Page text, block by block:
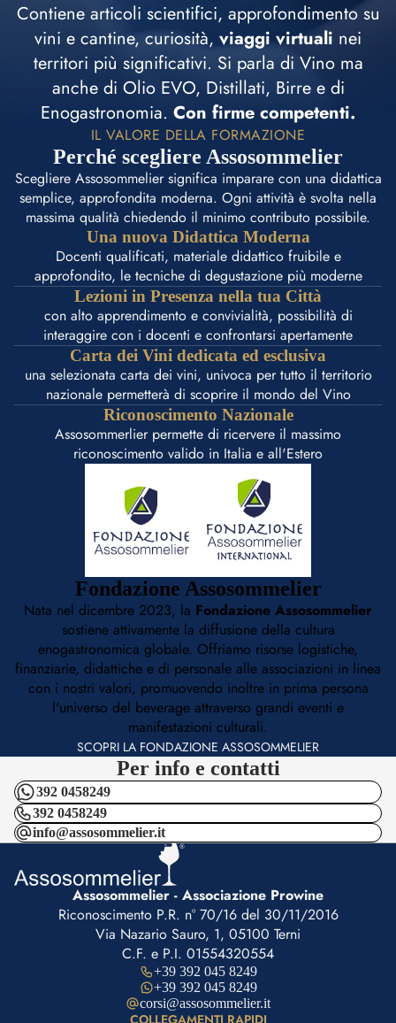
Contiene articoli scientifici, approfondimento su
vini e cantine, curiosità, viaggi virtuali nei
territori più significativi. Si parla di Vino ma
anche di Olio EVO, Distillati, Birre e di
Enogastronomia. Con firme competenti.
IL VALORE DELLA FORMAZIONE
Perché scegliere Assosommelier
Scegliere Assosommelier significa imparare con una didattica
semplice, approfondita moderna. Ogni attività è svolta nella
massima qualità chiedendo il minimo contributo possibile.
Una nuova Didattica Moderna
Docenti qualificati, materiale didattico fruibile e
approfondito, le tecniche di degustazione più moderne
Lezioni in Presenza nella tua Città
con alto apprendimento e convivialità, possibilità di
interaggire con i docenti e confrontarsi apertamente
Carta dei Vini dedicata ed esclusiva
una selezionata carta dei vini, univoca per tutto il territorio
nazionale permetterà di scoprire il mondo del Vino
Riconoscimento Nazionale
Assosommerlier permette di ricervere il massimo
riconoscimento valido in Italia e all'Estero
Fondazione Assosommelier
Nata nel dicembre 2023, la Fondazione Assosommelier
sostiene attivamente la diffusione della cultura
enogastronomica globale. Offriamo risorse logistiche,
finanziarie, didattiche e di personale alle associazioni in linea
con i nostri valori, promuovendo inoltre in prima persona
l'universo del beverage attraverso grandi eventi e
manifestazioni culturali.
SCOPRI LA FONDAZIONE ASSOSOMMELIER
Per info e contatti
392 0458249
392 0458249
info@assosommelier.it
Assosommelier - Associazione Prowine
Riconoscimento P.R. n° 70/16 del 30/11/2016
Via Nazario Sauro, 1, 05100 Terni
C.F. e P.I. 01554320554
+39 392 045 8249
+39 392 045 8249
corsi@assosommelier.it